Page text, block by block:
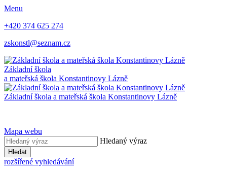
Menu
+420 374 625 274
zskonstl@seznam.cz
Základní škola
a mateřská škola Konstantinovy Lázně
Základní škola a mateřská škola Konstantinovy Lázně
Mapa webu
Hledaný výraz
Hledat
rozšířené vyhledávání